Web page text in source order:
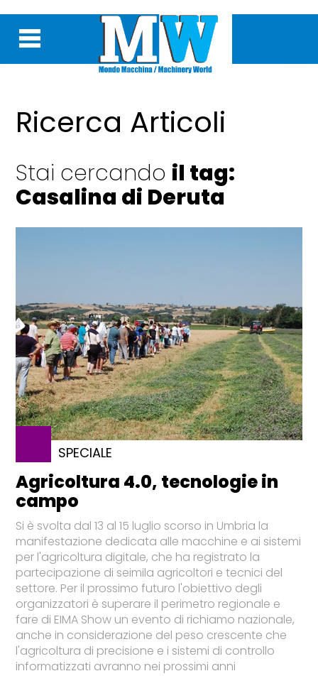
Ricerca Articoli
Stai cercando il tag:
Casalina di Deruta
SPECIALE
Agricoltura 4.0, tecnologie in
campo
Si è svolta dal 13 al 15 luglio scorso in Umbria la
manifestazione dedicata alle macchine e ai sistemi
per l'agricoltura digitale, che ha registrato la
partecipazione di seimila agricoltori e tecnici del
settore. Per il prossimo futuro l'obiettivo degli
organizzatori è superare il perimetro regionale e
fare di EIMA Show un evento di richiamo nazionale,
anche in considerazione del peso crescente che
l'agricoltura di precisione e i sistemi di controllo
informatizzati avranno nei prossimi anni